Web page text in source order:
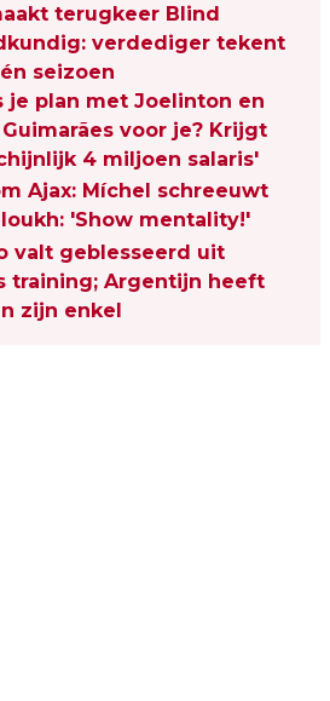
terugkeer Blind
verdediger tekent
seizoen
je plan met Joelinton en
voor je? Krijgt
4 miljoen salaris'
Ajax: Míchel schreeuwt
'Show mentality!'
valt geblesseerd uit
training; Argentijn heeft
zijn enkel